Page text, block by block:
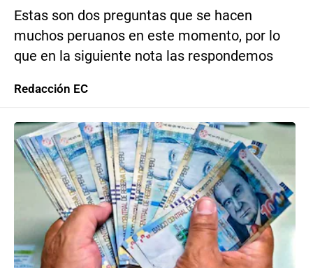
Estas son dos preguntas que se hacen
muchos peruanos en este momento, por lo
que en la siguiente nota las respondemos
Redacción EC